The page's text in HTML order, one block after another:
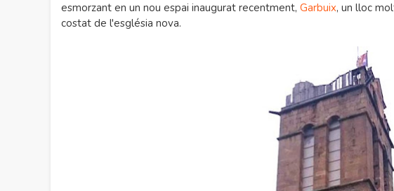
esmorzant en un nou espai inaugurat recentment, Garbuix, un lloc
costat de l'església nova.